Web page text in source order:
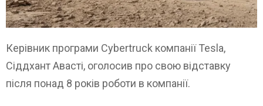
Керівник програми Cybertruck компанії Tesla,
Сіддхант Авасті, оголосив про свою відставку
після понад 8 років роботи в компанії.